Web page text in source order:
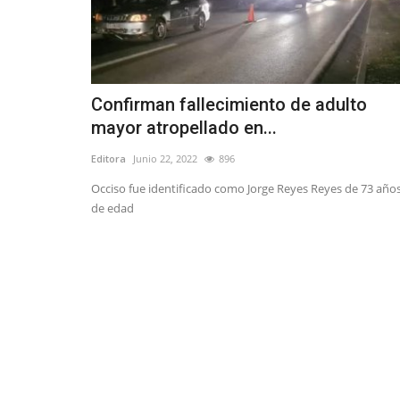
Confirman fallecimiento de adulto
mayor atropellado en...
Editora Junio 22, 2022 896
Occiso fue identificado como Jorge Reyes Reyes de 73
de edad